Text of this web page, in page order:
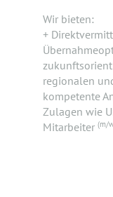
Wir bieten:
+
regionalen
kompetente
Zulagen wie
Mitarbeiter (m/